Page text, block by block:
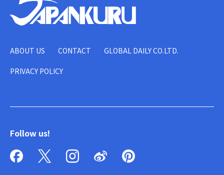
ABOUT US CONTACT GLOBAL DAILY CO.LTD.
PRIVACY POLICY
Follow us!